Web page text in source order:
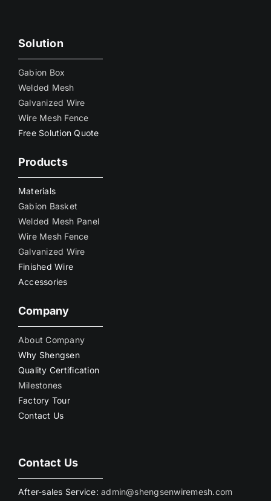
Solution
Gabion Box
Welded Mesh
Galvanized Wire
Wire Mesh Fence
Free Solution Quote
Products
Materials
Gabion Basket
Welded Mesh Panel
Wire Mesh Fence
Galvanized Wire
Finished Wire
Accessories
Company
About Company
Why Shengsen
Quality Certification
Milestones
Factory Tour
Contact Us
Contact Us
After-sales Service:admin@shengsenwiremesh.com